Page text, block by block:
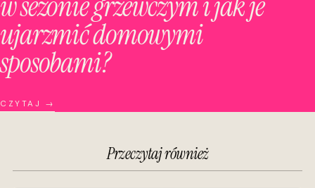
ujarzmić domowymi
sposobami?
CZYTAJ →
Przeczytaj również